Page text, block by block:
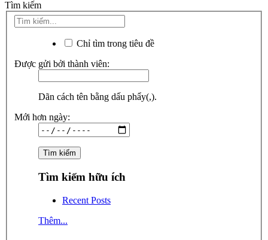
Tìm kiếm
Chỉ tìm trong tiêu đề
Được gửi bởi thành viên:
Dãn cách tên bằng dấu phẩy(,).
Mới hơn ngày:
Tìm kiếm hữu ích
Recent Posts
Thêm...